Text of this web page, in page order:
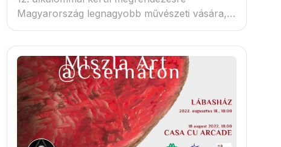
Magyarország legnagyobb művészeti vására,
az Art Market Budapest A projekt szekcióban
a DUNARTCOM Nemzetközi művésztelepünk
standjára várunk mindenkit szetetettel (PR108).